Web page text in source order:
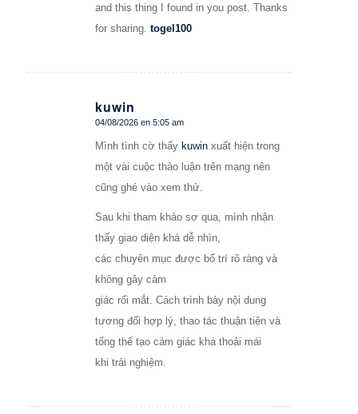
and this thing I found in you post. Thanks
for sharing. togel100
kuwin
Dice:
04/08/2026 en 5:05 am
Mình tình cờ thấy kuwinxuất hiện trong
một vài cuộc thảo luận trên mạng nên
cũng ghé vào xem thử.
Sau khi tham khảo sơ qua, mình nhận
thấy giao diện khá dễ nhìn,
các chuyên mục được bố trí rõ ràng và
không gây cảm
giác rối mắt. Cách trình bày nội dung
tương đối hợp lý, thao tác thuận tiện và
tổng thể tạo cảm giác khá thoải mái
khi trải nghiệm.